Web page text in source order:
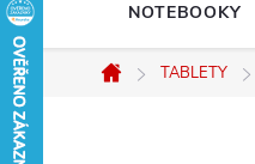
NOTEBOOKY
Domů
TABLETY